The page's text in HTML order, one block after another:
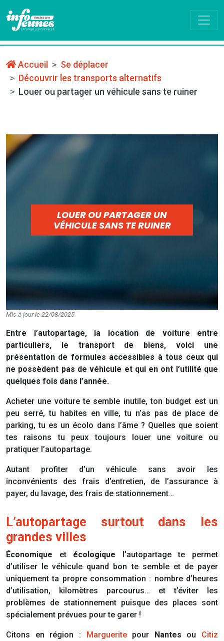
Accueil
Se déplacer
Découvrir les transports alternatifs
Louer ou partager un véhicule sans te ruiner
LOUER OU PARTAGER UN
VÉHICULE SANS TE RUINER
Mis à jour le 22/08/2025
Entre l’autopartage, la location de voiture entre
particuliers, le transport de biens, voici une
présentation de formules accessibles à tous ceux qui
ne possèdent pas de véhicule et qui en ont l’utilité que
quelques fois dans l’année.
Acheter une voiture te semble inutile, ton budget est un
peu serré, tu habites en ville, tu n’as pas de place de
parking, tu es un écolo dans l’âme ? Quelles que soient
tes raisons tu peux toujours louer une voiture ou
pratiquer l’autopartage.
Autant profiter d’un véhicule sans avoir les
inconvénients des frais d’entretien, de l’assurance à
payer, du lavage, des frais de stationnement…
L’autopartage surtout dans les
grandes villes
Économique et écologique
l’autopartage te permet
d’utiliser le véhicule quand bon te semble et de payer
uniquement ta propre consommation : nombre d’heures
d’utilisation, kilomètres parcourus… et t’éviter les
problèmes de stationnement puisque des places sont
spécialement prévues pour te garer !
Citons en région : Margueritepour Nantes ou Citiz